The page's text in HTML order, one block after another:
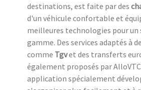
destinations, est faite par des
d'un véhicule confortable et
meilleures technologies pour un
gamme. Des services adaptés à
comme Tgvet des transferts
également proposés par
application spécialement